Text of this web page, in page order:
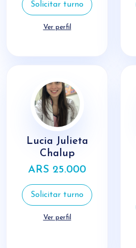
Solicitar turno
Ver perfil
Lucia Julieta
Chalup
ARS 25.000
Solicitar turno
Ver perfil